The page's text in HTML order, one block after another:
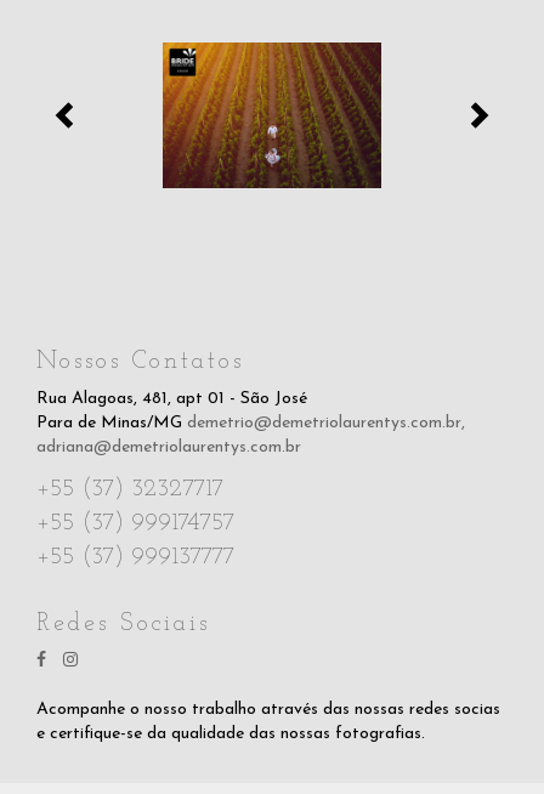
Nossos Contatos
Rua Alagoas, 481, apt 01 - São José
Para de Minas/MG demetrio@demetriolaurentys.com.br,
adriana@demetriolaurentys.com.br
+55 (37) 32327717
+55 (37) 999174757
+55 (37) 999137777
Redes Sociais
Acompanhe o nosso trabalho através das nossas redes socias
e certifique-se da qualidade das nossas fotografias.